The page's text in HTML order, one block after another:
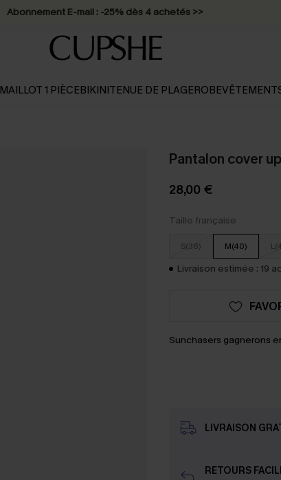
Abonnement E-mail : -25% dès 4 achetés >>
MAILLOT 1 PIÈCEBIKINITENUE DE PLAGEROBE
Pantalon cover
28,00 €
Taille française
S(38) M(40)
Livraison estimée : 19
Sunchasers gagnerons
LIVRAISON
RETOURS